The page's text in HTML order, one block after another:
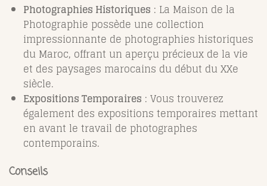
Photographies Historiques : La Maison de la
Photographie possède une collection
impressionnante de photographies historiques
du Maroc, offrant un aperçu précieux de la vie
et des paysages marocains du début du XXe
siècle.
Expositions Temporaires : Vous trouverez
également des expositions temporaires mettant
en avant le travail de photographes
contemporains.
Conseils